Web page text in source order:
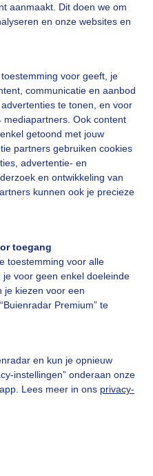
aanmaakt. Dit doen we om
en onze websites en
voor geeft, je
communicatie en aanbod
te tonen, en voor
Ook content
getoond met jouw
partners gebruiken cookies
advertentie- en
en ontwikkeling van
kunnen ook je precieze
toegang
toestemming voor alle
voor geen enkel doeleinde
je kiezen voor een
Premium” te
en kun je opnieuw
instellingen” onderaan onze
Lees meer in ons privacy-